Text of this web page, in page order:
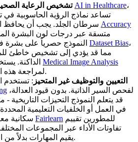
تشخيص الرعاية: في مجال AI in Healthcare،
تساعد نماذج الرؤية الحاسوبية
Accuracy
متسقة عبر درجات لون البشرة
Dataset Bias،
مما قد يؤدي إلى تشخيص خاطئ
Medical Image Analysis
لمراجعة هذه التفاوتات وتصحيحها.
التعيين والتوظيف غير المتحيز : تستخدم
قد يتعلم النموذج التحيزات التاريخية
في العمل أو الخلفيات التعليمية
Fairlearn
تفاوتات الأداء عبر المجموعات
يقيم المهارات بدلاً من البدائل الديموغرافية.